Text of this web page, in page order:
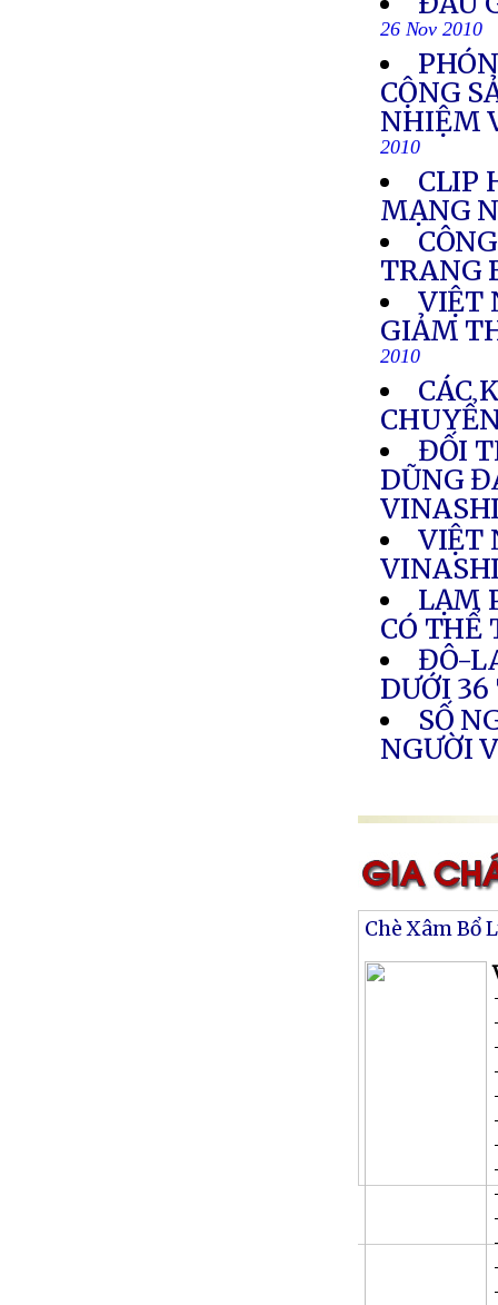
26 Nov 2010
CỘNG
NHIỆM
2010
CLIP
MẠNG
TRANG
VIỆT
GIẢM
2010
CÁC
ĐỐI
DŨNG
VIỆT
LẠM
CÓ THỂ
ĐÔ-
DƯỚI
SỐ
NGƯỜI
Chè Xâm Bổ